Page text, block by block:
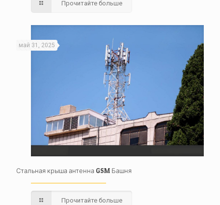
Прочитайте больше
май 31, 2025
Стальная крыша антенна GSM Башня
Прочитайте больше